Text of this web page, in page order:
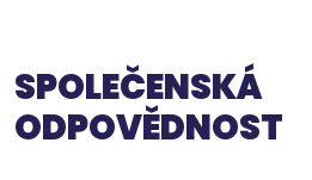
SPOLEČENSKÁ
ODPOVĚDNOST